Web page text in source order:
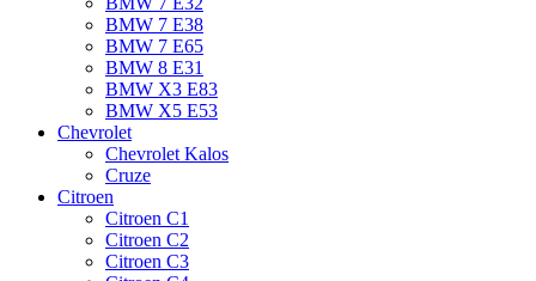
BMW 7 Е38
BMW 7 Е65
BMW 8 Е31
BMW X3 E83
BMW X5 E53
Chevrolet
Chevrolet Kalos
Cruze
Citroen
Citroen C1
Citroen C2
Citroen C3